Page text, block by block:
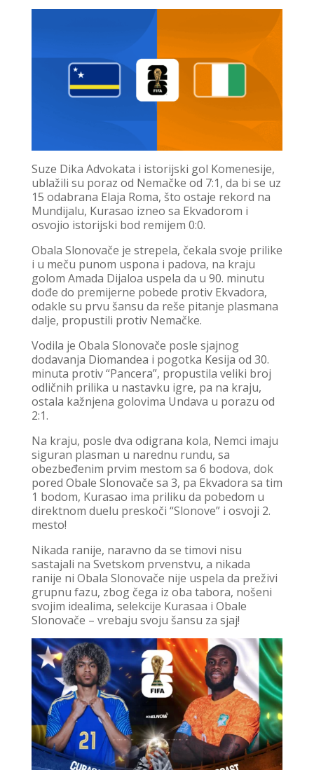
Suze Dika Advokata i istorijski gol Komenesije,
ublažili su poraz od Nemačke od 7:1, da bi se uz
15 odabrana Elaja Roma, što ostaje rekord na
Mundijalu, Kurasao izneo sa Ekvadorom i
osvojio istorijski bod remijem 0:0.
Obala Slonovače je strepela, čekala svoje prilike
i u meču punom uspona i padova, na kraju
golom Amada Dijaloa uspela da u 90. minutu
dođe do premijerne pobede protiv Ekvadora,
odakle su prvu šansu da reše pitanje plasmana
dalje, propustili protiv Nemačke.
Vodila je Obala Slonovače posle sjajnog
dodavanja Diomandea i pogotka Kesija od 30.
minuta protiv “Pancera”, propustila veliki broj
odličnih prilika u nastavku igre, pa na kraju,
ostala kažnjena golovima Undava u porazu od
2:1.
Na kraju, posle dva odigrana kola, Nemci imaju
siguran plasman u narednu rundu, sa
obezbeđenim prvim mestom sa 6 bodova, dok
pored Obale Slonovače sa 3, pa Ekvadora sa tim
1 bodom, Kurasao ima priliku da pobedom u
direktnom duelu preskoči “Slonove” i osvoji 2.
mesto!
Nikada ranije, naravno da se timovi nisu
sastajali na Svetskom prvenstvu, a nikada
ranije ni Obala Slonovače nije uspela da preživi
grupnu fazu, zbog čega iz oba tabora, nošeni
svojim idealima, selekcije Kurasaa i Obale
Slonovače – vrebaju svoju šansu za sjaj!